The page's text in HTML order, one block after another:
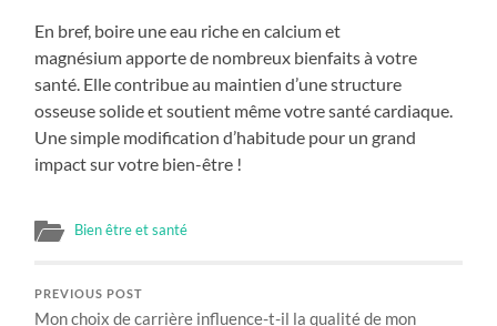
En bref, boire une eau riche en calcium et
magnésium apporte de nombreux bienfaits à votre
santé. Elle contribue au maintien d’une structure
osseuse solide et soutient même votre santé cardiaque.
Une simple modification d’habitude pour un grand
impact sur votre bien-être !
Bien être et santé
PREVIOUS POST
Mon choix de carrière influence-t-il la qualité de mon